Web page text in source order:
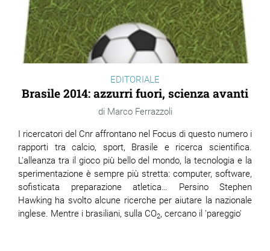
EDITORIALE
Brasile 2014: azzurri fuori, scienza avanti
Marco Ferrazzoli
I ricercatori del Cnr affrontano nel Focus di questo numero i
rapporti tra calcio, sport, Brasile e ricerca scientifica.
L'alleanza tra il gioco più bello del mondo, la tecnologia e la
sperimentazione è sempre più stretta: computer, software,
sofisticata preparazione atletica… Persino Stephen
Hawking ha svolto alcune ricerche per aiutare la nazionale
inglese. Mentre i brasiliani, sulla CO2, cercano il 'pareggio'